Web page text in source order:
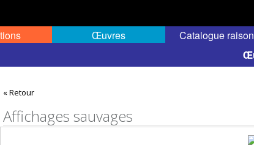
Œuvres
ou semi-public
Catalogue
« Retour
Affichages sauvages